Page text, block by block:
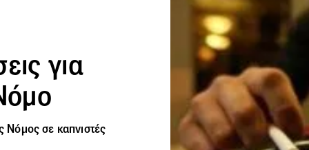
για
Νόμος σε καπνιστές